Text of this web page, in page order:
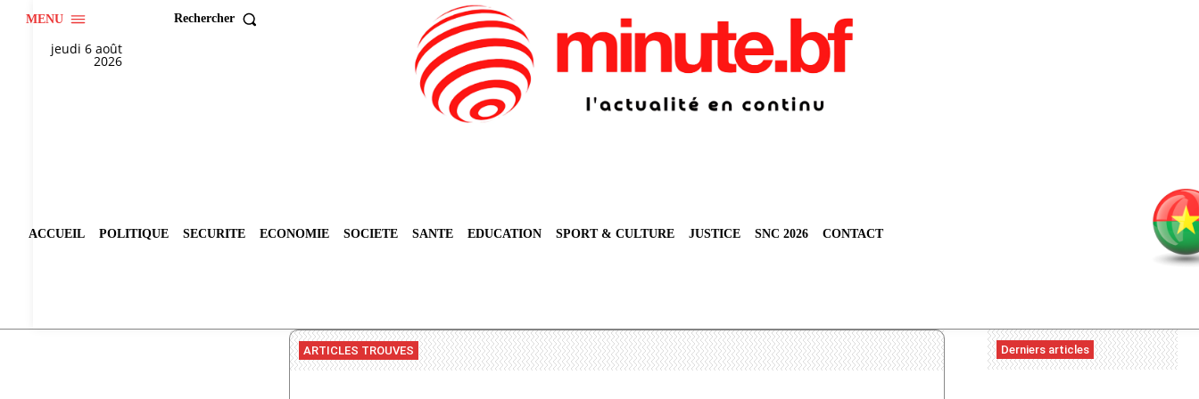
MENU Rechercher
jeudi 6 août
2026
ACCUEIL POLITIQUE SECURITE ECONOMIE SOCIETE SANTE EDUCATION SPORT & CULTURE JUSTICE SNC 2026 CONTACT
ARTICLES TROUVES Derniers articles